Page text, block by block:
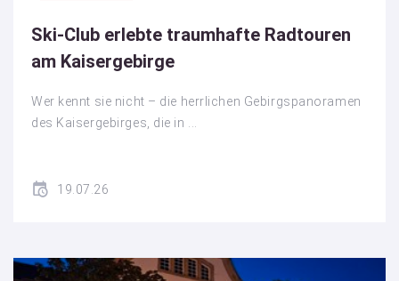
Ski-Club erlebte traumhafte Radtouren
am Kaisergebirge
Wer kennt sie nicht – die herrlichen Gebirgspanoramen
des Kaisergebirges, die in ...
19.07.26